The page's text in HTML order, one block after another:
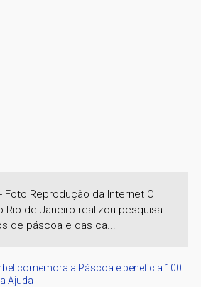
Foto Reprodução da Internet O
Rio de Janeiro realizou pesquisa
de páscoa e das ca...
comemora a Páscoa e beneficia 100
Ajuda